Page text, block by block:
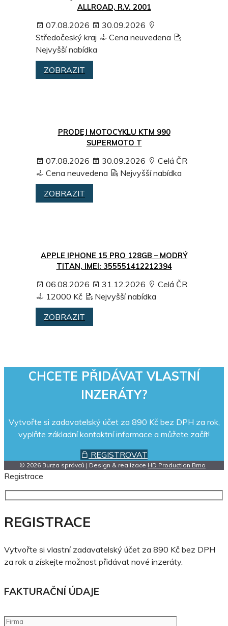
ALLROAD, R.V. 2001
07.08.2026
30.09.2026
Středočeský kraj
Cena neuvedena
Nejvyšší nabídka
ZOBRAZIT
PRODEJ MOTOCYKLU KTM 990
SUPERMOTO T
07.08.2026 30.09.2026
Celá ČR
Cena neuvedena
Nejvyšší nabídka
ZOBRAZIT
APPLE IPHONE 15 PRO 128GB – MODRÝ
TITAN, IMEI: 355551412212394
06.08.2026 31.12.2026
Celá ČR
12000 Kč
Nejvyšší nabídka
ZOBRAZIT
CHCETE PŘIDÁVAT VLASTNÍ
INZERÁTY?
Vytvořte si zadavatelský účet za 890 Kč bez DPH za rok,
vyplňte základní kontaktní informace a můžete začít!
REGISTROVAT
© 2026 Burza správců | Design & realizace HD Production Brno
Registrace
REGISTRACE
Vytvořte si vlastní zadavatelský účet za 890 Kč bez DPH
za rok a získejte možnost přidávat nové inzeráty.
FAKTURAČNÍ ÚDAJE